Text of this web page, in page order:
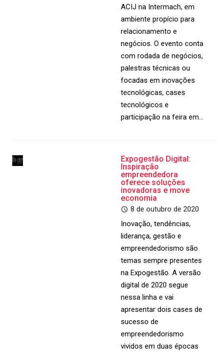
ACIJ na Intermach, em
ambiente propício para
relacionamento e
negócios. O evento conta
com rodada de negócios,
palestras técnicas ou
focadas em inovações
tecnológicas, cases
tecnológicos e
participação na feira em…
Expogestão Digital:
Inspiração
empreendedora
oferece soluções
inovadoras e move
economia
8 de outubro de 2020
Inovação, tendências,
liderança, gestão e
empreendedorismo são
temas sempre presentes
na Expogestão. A versão
digital de 2020 segue
nessa linha e vai
apresentar dois cases de
sucesso de
empreendedorismo
vividos em duas épocas